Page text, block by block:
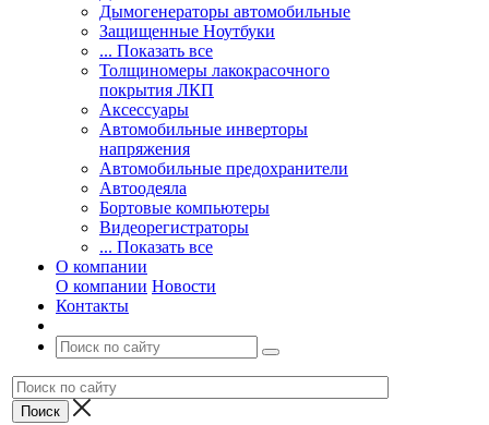
Дымогенераторы автомобильные
Защищенные Ноутбуки
... Показать все
Толщиномеры лакокрасочного
покрытия ЛКП
Аксессуары
Автомобильные инверторы
напряжения
Автомобильные предохранители
Автоодеяла
Бортовые компьютеры
Видеорегистраторы
... Показать все
О компании
О компании Новости
Контакты